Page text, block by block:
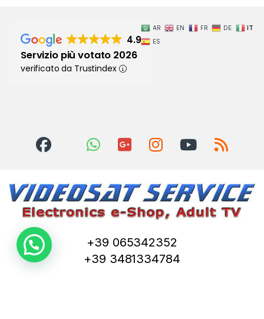
4.9
Servizio più votato 2026
verificato da Trustindex
AR EN FR DE
IT
ES
+39 065342352
+39 3481334784